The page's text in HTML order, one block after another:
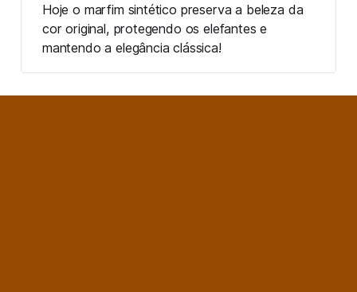
Hoje o marfim sintético preserva a beleza da
cor original, protegendo os elefantes e
mantendo a elegância clássica!